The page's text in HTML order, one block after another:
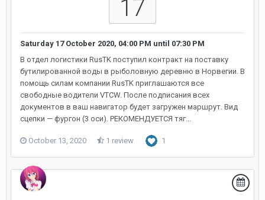
17
Saturday 17 October 2020, 04:00 PM until 07:30 PM
В отдел логистики RusTK поступил контракт на поставку
бутилированной воды в рыболовную деревню в Норвегии. В
помощь силам компании RusTK приглашаются все
свободные водители VTCW. После подписания всех
документов в ваш навигатор будет загружен маршрут. Вид
сцепки — фургон (3 оси). РЕКОМЕНДУЕТСЯ тяг...
October 13, 2020 1 review 1